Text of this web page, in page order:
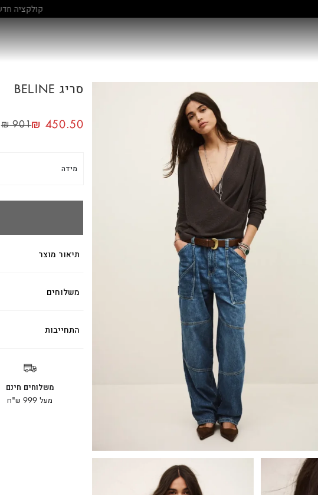
סריג BELINE
₪901₪ 450.50
מידה
תיאור מוצר
משלוחים
התחייבות
משלוחים חינם
מעל 999 ש"ח